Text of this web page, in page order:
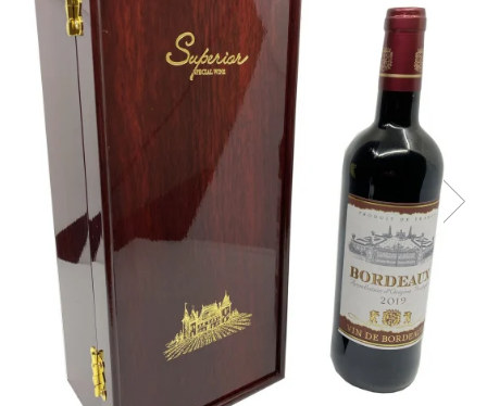
Bijuterii Mirese
Selectii
Reduceri
Cele mai noi
Cele mai vandute
Cele mai votate
Cu video
0 Lei - 100 Lei
100 Lei - 200 Lei
200 Lei - 300 Lei
300 Lei - 500 Lei
500 Lei - 1000 Lei
1000 Lei +